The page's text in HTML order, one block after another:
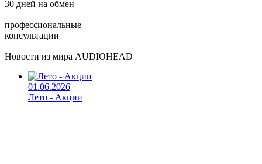
30 дней на обмен
профессиональные
консультации
Новости из мира AUDIOHEAD
01.06.2026
Лето - Акции